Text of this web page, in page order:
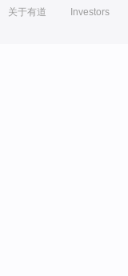
关于有道 Investors